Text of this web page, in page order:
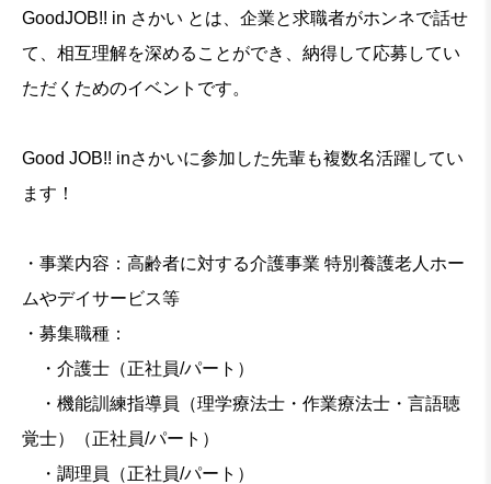
GoodJOB!! in さかい とは、企業と求職者がホンネで話せ
て、相互理解を深めることができ、納得して応募してい
ただくためのイベントです。
Good JOB!! inさかいに参加した先輩も複数名活躍してい
ます！
・事業内容：高齢者に対する介護事業 特別養護老人ホー
ムやデイサービス等
・募集職種：
・介護士（正社員/パート）
・機能訓練指導員（理学療法士・作業療法士・言語聴
覚士）（正社員/パート）
・調理員（正社員/パート）